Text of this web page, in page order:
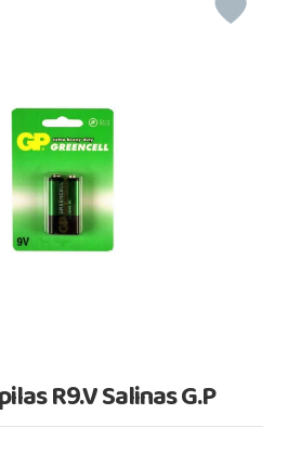
R9.V Salinas G.P